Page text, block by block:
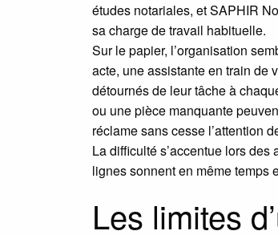
études notariales, et SAPHIR
sa charge de travail habituelle.
Sur le papier, l’organisation
acte, une assistante en train de
détournés de leur tâche à
ou une pièce manquante
réclame sans cesse l’attention
La difficulté s’accentue lors
lignes sonnent en même temps
Les limites